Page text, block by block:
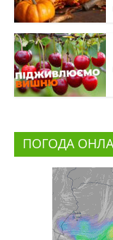
ПОГОДА